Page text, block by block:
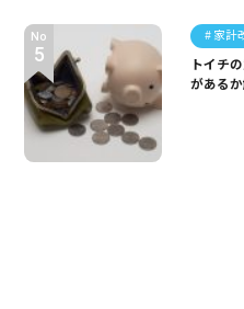
No 家計
トイチ
がある